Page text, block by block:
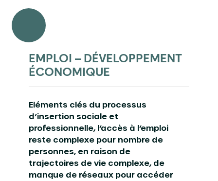
EMPLOI – DÉVELOPPEMENT
ÉCONOMIQUE
Eléments clés du processus
d’insertion sociale et
professionnelle, l’accès à l’emploi
reste complexe pour nombre de
personnes, en raison de
trajectoires de vie complexe, de
manque de réseaux pour accéder